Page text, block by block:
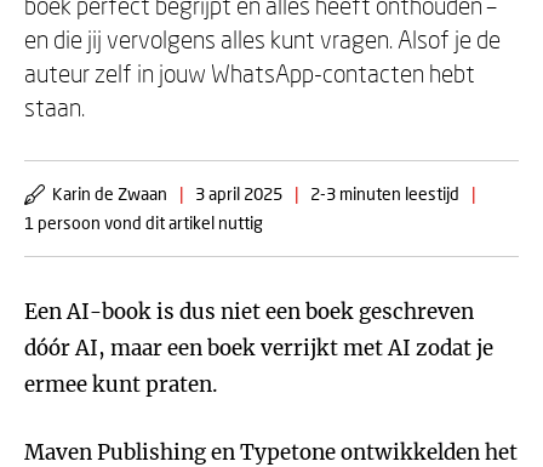
en die jij vervolgens alles kunt vragen. Alsof je de
auteur zelf in jouw WhatsApp-contacten hebt
staan.
Karin de Zwaan | 3 april 2025 | 2-3 minuten leestijd
|
1 persoon vond dit artikel nuttig
Een AI-book is dus niet een boek geschreven
dóór AI, maar een boek verrijkt met AI zodat je
ermee kunt praten.
Maven Publishing en Typetone ontwikkelden het